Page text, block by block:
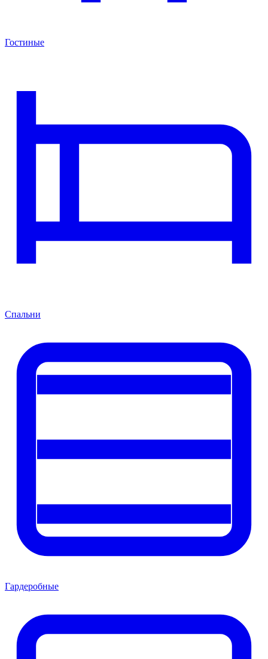
Гостиные
Спальни
Гардеробные